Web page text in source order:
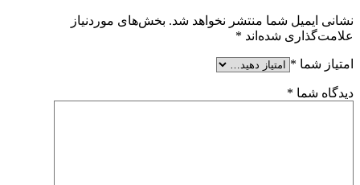
نشانی ایمیل شما منتشر نخواهد شد. بخش‌های موردنیاز
علامت‌گذاری شده‌اند *
امتیاز شما *
دیدگاه شما *